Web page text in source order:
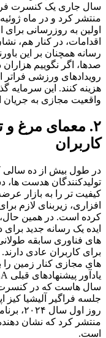
منتشر کرد و در ماه
اقدامات، در کنار هم،
رسانه همچنان بر این
صدها، اگر نگوییم
رویدادهای ورزشی
هزینه کنند. این سرمایه
واقعیت مجازی به
۲. معمای مرغ
کاربران
تولیدکنندگان هدست ها،
کیفیت تر را به بازار
افزاری، زیربنای لازم
کرده است. در همین حال،
ایده یک رسانه جدید
های فناوری سابقه
برای کاربران عادی
های مجازی کنار زمین را
سال هاست که در
منتشر کرد که نشان
است.